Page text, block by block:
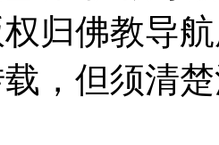
归佛教导
，但须清